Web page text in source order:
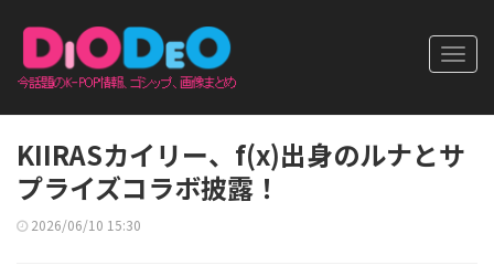
KIIRASカイリー、f(x)出身のルナとサ
プライズコラボ披露！
2026/06/10 15:30